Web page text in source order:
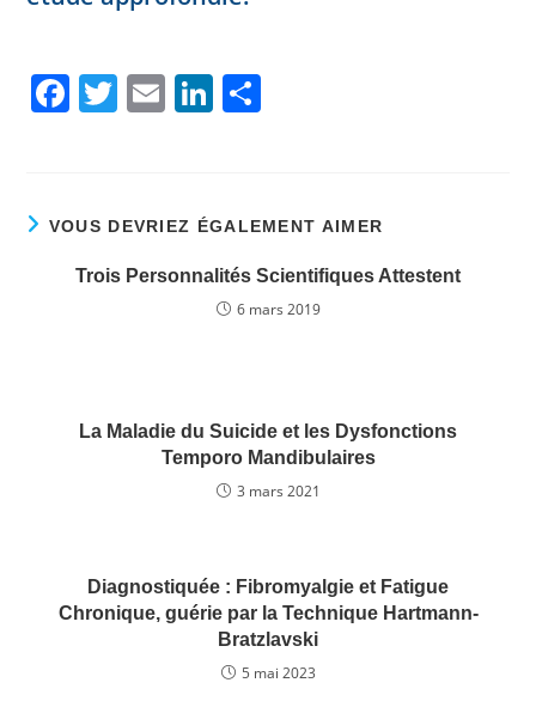
F
e
b
o
T
er
E
l
Li
e
dI
n
g
er
VOUS DEVRIEZ ÉGALEMENT AIMER
Trois Personnalités Scientifiques Attestent
6 mars 2019
La Maladie du Suicide et les Dysfonctions
Temporo Mandibulaires
3 mars 2021
Diagnostiquée : Fibromyalgie et Fatigue
Chronique, guérie par la Technique Hartmann-
Bratzlavski
5 mai 2023